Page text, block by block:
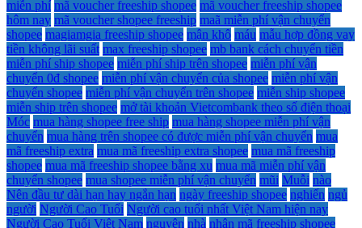
miễn phí mã voucher freeship shopee mã voucher freeship shopee
hôm nay mã voucher shopee freeship maã miễn phí vận chuyển
shopee magiamgia freeship shopee mận khô máu mẫu hợp đồng vay
tiền không lãi suất max freeship shopee mb bank cách chuyển tiền
miễn phí ship shopee miễn phí ship trên shopee miễn phí vận
chuyển 0đ shopee miễn phí vận chuyển của shopee miễn phí vận
chuyển shopee miễn phí vận chuyển trên shopee miễn ship shopee
miễn ship trên shopee mở tài khoản Vietcombank theo số điện thoại
Móc mua hàng shopee free ship mua hàng shopee miễn phí vận
chuyển mua hàng trên shopee có được miễn phí vận chuyển mua
mã freeship extra mua mã freeship extra shopee mua mã freeship
shopee mua mã freeship shopee bằng xu mua mã miễn phí vận
chuyển shopee mua shopee miễn phí vận chuyển mũi Muỗi nào
Nên đầu tư dài hạn hay ngắn hạn ngày freeship shopee nghiến ngủ
người Người Cao Tuổi Người cao tuổi nhất Việt Nam hiện nay
Người Cao Tuổi Việt Nam nguyên nhà nhận mã freeship shopee